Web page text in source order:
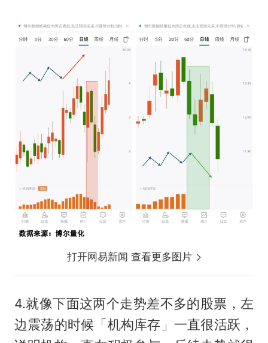
打开网易新闻 查看更多图片
4.就像下面这两个走势差不多的股票，左
边震荡的时候「机构库存」一直很活跃，